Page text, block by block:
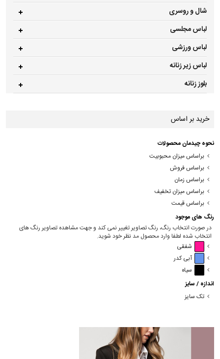
شال و روسری
لباس مجلسی
لباس ورزشی
لباس زیر زنانه
بلوز زنانه
خرید بر اساس
نحوه چیدمان محصولات
براساس میزان محبوبیت
براساس فروش
براساس زمان
براساس میزان تخفیف
براساس قیمت
رنگ های موجود
در صورت انتخاب رنگ، رنگ تصاویر تغییر نمی کند و جهت مشاهده تصاویر رنگ های
انتخاب شده لطفا وارد محصول مد نظر خود شوید.
شفقی
آبی کدر
سیاه
اندازه / سایز
تک سایز